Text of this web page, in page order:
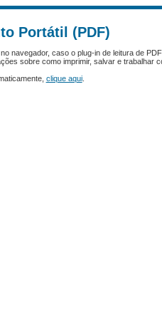
Portátil (PDF)
navegador, caso o plug-in de leitura de
sobre como imprimir, salvar e trabalhar
clique aqui.